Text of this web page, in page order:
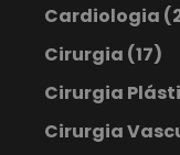
Cardiologia
Cirurgia (17)
Cirurgia
Cirurgia